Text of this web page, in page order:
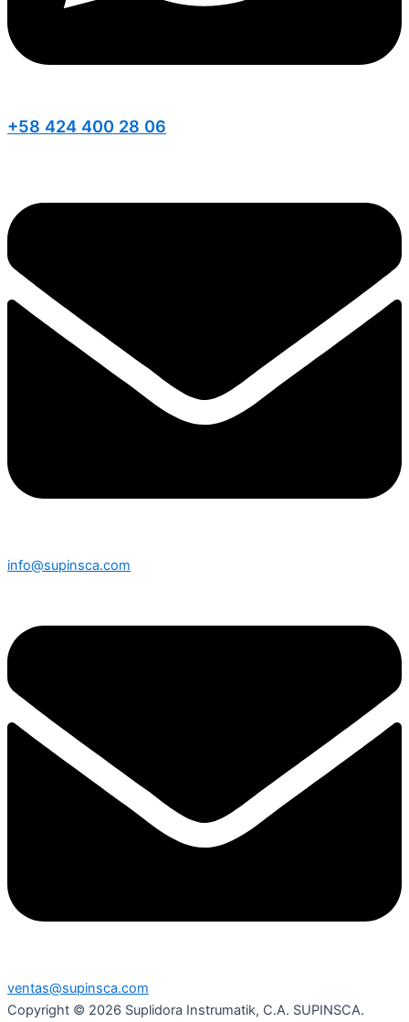
+58 424 400 28 06
info@supinsca.com
ventas@supinsca.com
Copyright © 2026 Suplidora Instrumatik, C.A. SUPINSCA.